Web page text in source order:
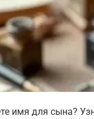
имя для сына?